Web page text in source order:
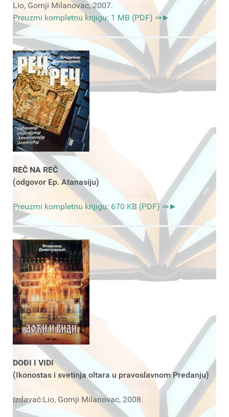
Lio, Gornji Milanovac, 2007.
Preuzmi kompletnu knjigu: 1 MB (PDF) ⇒►
REČ NA REČ
(odgovor Ep. Atanasiju)
Preuzmi kompletnu knjigu: 670 KB (PDF) ⇒►
DOĐI I VIDI
(Ikonostas i svetinja oltara u pravoslavnom Predanju)
izdavač:Lio, Gornji Milanovac, 2008.